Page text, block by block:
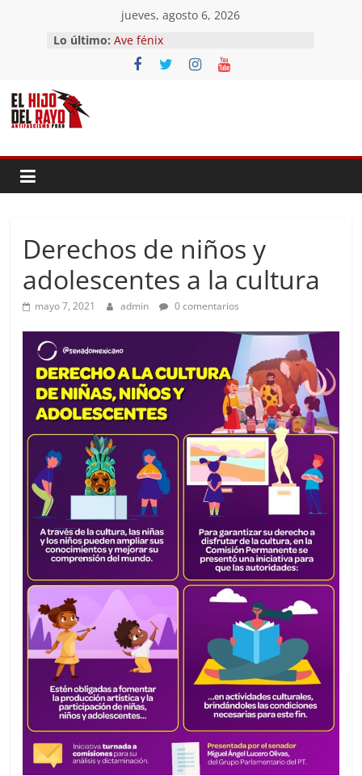
contenido
jueves, agosto 6, 2026
Lo último: Ave fénix
¿Dios no existe?
First Time
Derechos de niños y
adolescentes a la cultura
mayo 7, 2021 admin 0 comentarios